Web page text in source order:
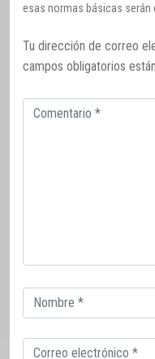
esas normas básicas serán
Tu dirección de correo
campos obligatorios
Comentario
Correo
electrónico
Correo